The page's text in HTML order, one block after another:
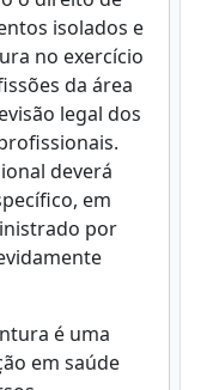
isolados e
no exercício
da área
legal dos
deverá
em
por
é uma
em saúde